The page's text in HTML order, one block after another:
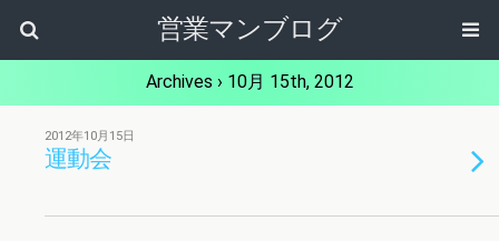
営業マンブログ
Archives › 10月 15th, 2012
2012年10月15日
運動会